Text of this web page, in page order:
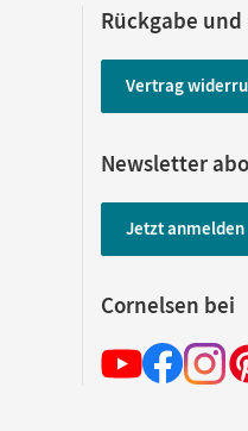
Rückgabe
Vertrag
Newsletter
Jetzt anmelden
Cornelsen bei